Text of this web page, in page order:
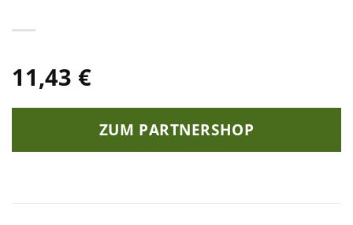
11,43 €
ZUM PARTNERSHOP